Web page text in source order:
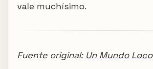
vale muchísimo.
Fuente original: Un Mundo Loco